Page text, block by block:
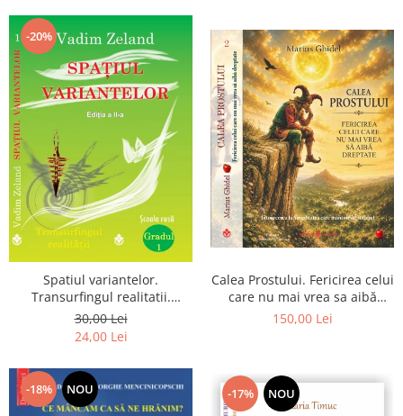
-20%
Spatiul variantelor.
Transurfingul realitatii.
Gradul 1. Cum sa ne
dezvoltam intuitia si sa ne
30,00 Lei
24,00 Lei
Calea Prostului. Fericirea celui
care nu mai vrea sa aibă
dreptate - Intoarcerea la
150,00 Lei
-18% NOU -17% NOU